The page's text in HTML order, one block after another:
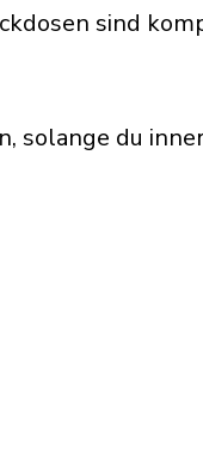
sind
solange du